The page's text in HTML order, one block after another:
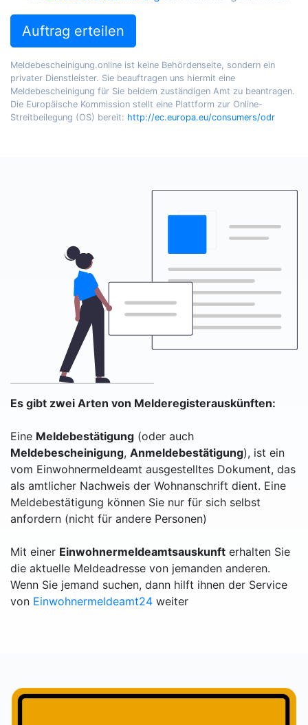
Auftrag erteilen
Meldebescheinigung.online ist keine Behördenseite, sondern ein
privater Dienstleister. Sie beauftragen uns hiermit eine
Meldebescheinigung für Sie beidem zuständigen Amt zu beantragen.
Die Europäische Kommission stellt eine Plattform zur Online-
Streitbeilegung (OS) bereit: http://ec.europa.eu/consumers/odr
Es gibt zwei Arten von Melderegisterauskünften:
Eine Meldebestätigung (oder auch
Meldebescheinigung, Anmeldebestätigung), ist ein
vom Einwohnermeldeamt ausgestelltes Dokument, das
als amtlicher Nachweis der Wohnanschrift dient. Eine
Meldebestätigung können Sie nur für sich selbst
anfordern (nicht für andere Personen)
Mit einer Einwohnermeldeamtsauskunft erhalten Sie
die aktuelle Meldeadresse von jemanden anderen.
Wenn Sie jemand suchen, dann hilft ihnen der Service
von Einwohnermeldeamt24 weiter